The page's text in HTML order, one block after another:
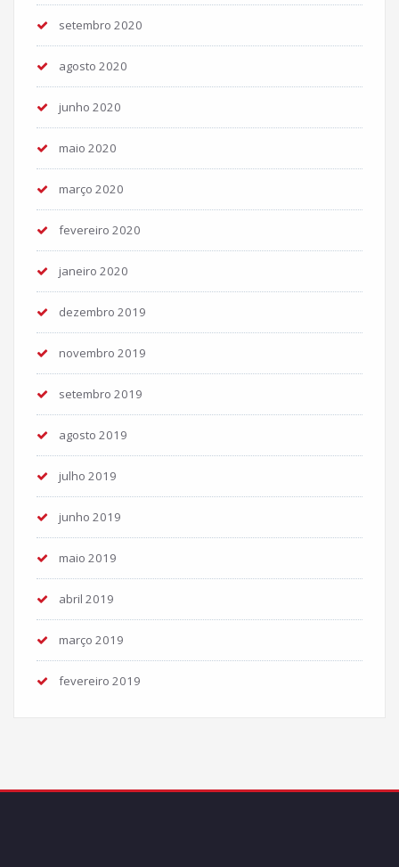
setembro 2020
agosto 2020
junho 2020
maio 2020
março 2020
fevereiro 2020
janeiro 2020
dezembro 2019
novembro 2019
setembro 2019
agosto 2019
julho 2019
junho 2019
maio 2019
abril 2019
março 2019
fevereiro 2019